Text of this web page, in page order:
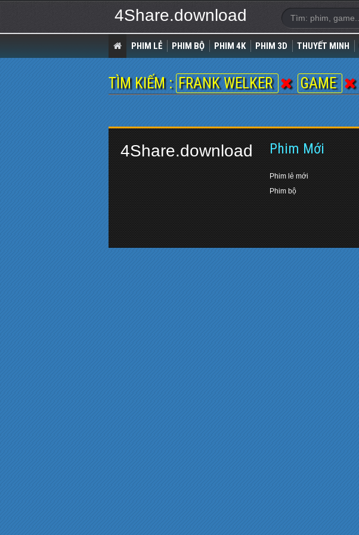
4Share.download
PHIM LẺ PHIM BỘ PHIM 4K PHIM 3D THUYẾT MINH
TÌM KIẾM : FRANK WELKER GAME
4Share.download Phim Mới
Phim lẻ mới
Phim bộ